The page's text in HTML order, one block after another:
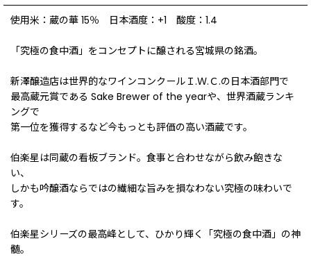
使用米：蔵の華 15％ 日本酒度：+1 酸度：1.4
「究極の食中酒」をコンセプトに醸される宮城県の銘酒。
新澤醸造店は世界的なワインコンクールＩ.Ｗ.Ｃ.の日本酒部門で
最高蔵元賞である Sake Brewer of the yearや、世界酒蔵ランキ
ングで
第一位を獲得するなど今もっとも評価の高い酒蔵です。
伯楽星は同蔵の看板ブランド。食事と合わせながら飲み飽きな
い、
しかも吟醸酒ならではの繊細な旨みを損なわない究極の味わいで
す。
伯楽星シリーズの最高峰として、ひかり輝く「究極の食中酒」の神
髄。